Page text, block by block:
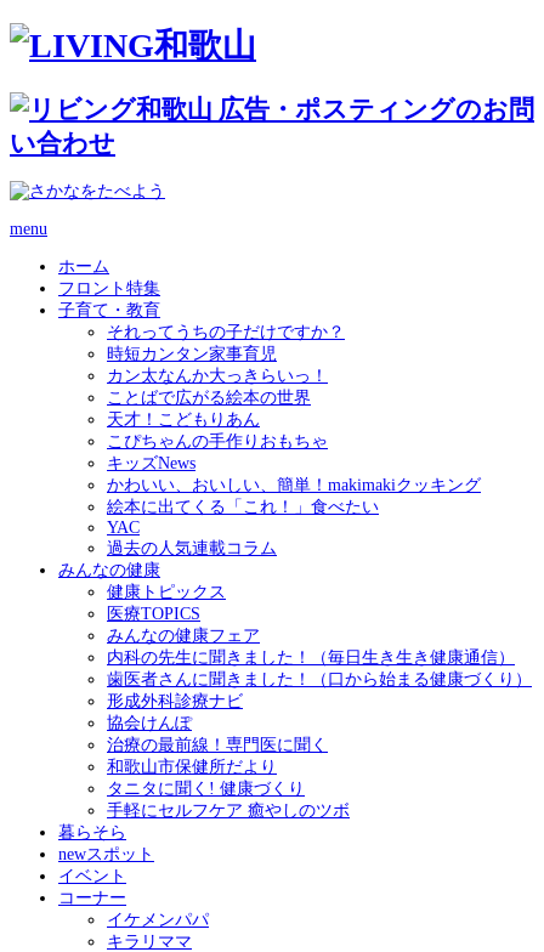
menu
ホーム
フロント特集
子育て・教育
それってうちの子だけですか？
時短カンタン家事育児
カン太なんか大っきらいっ！
ことばで広がる絵本の世界
天才！こどもりあん
こぴちゃんの手作りおもちゃ
キッズNews
かわいい、おいしい、簡単！makimakiクッキング
絵本に出てくる「これ！」食べたい
YAC
過去の人気連載コラム
みんなの健康
健康トピックス
医療TOPICS
みんなの健康フェア
内科の先生に聞きました！（毎日生き生き健康通信）
歯医者さんに聞きました！（口から始まる健康づくり）
形成外科診療ナビ
協会けんぽ
治療の最前線！専門医に聞く
和歌山市保健所だより
タニタに聞く! 健康づくり
手軽にセルフケア 癒やしのツボ
暮らそら
newスポット
イベント
コーナー
イケメンパパ
キラリママ